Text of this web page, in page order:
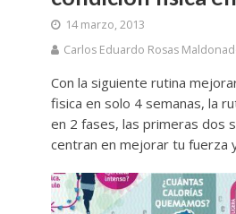
14 marzo, 2013
Carlos Eduardo Rosas
Con la siguiente rutina
fisica en solo 4 semanas, la
en 2 fases, las primeras dos
centran en mejorar tu fuerza